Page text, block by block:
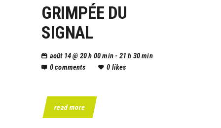
GRIMPÉE DU
SIGNAL
août 14 @ 20 h 00 min - 21 h 30 min
0comments 0 likes
read more